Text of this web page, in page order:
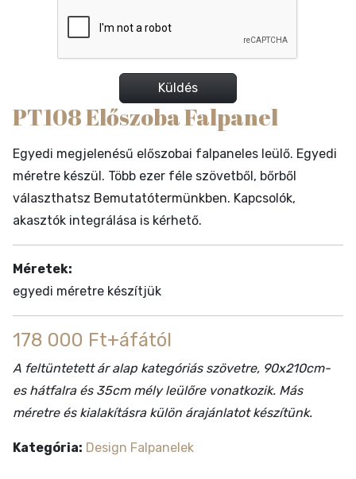
Küldés
PT108 Előszoba Falpanel
Egyedi megjelenésű előszobai falpaneles leülő. Egyedi
méretre készül. Több ezer féle szövetből, bőrből
választhatsz Bemutatótermünkben. Kapcsolók,
akasztók integrálása is kérhető.
Méretek:
egyedi méretre készítjük
178 000 Ft+áfától
A feltüntetett ár alap kategóriás szövetre, 90x210cm-
es hátfalra és 35cm mély leülőre vonatkozik. Más
méretre és kialakításra külön árajánlatot készítünk.
Kategória: Design Falpanelek